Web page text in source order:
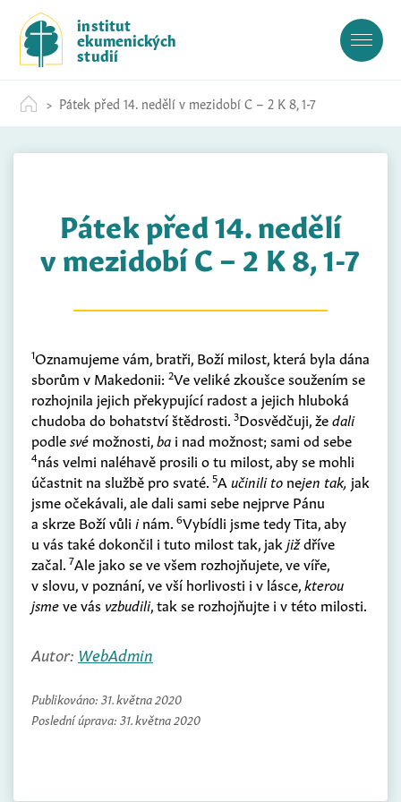
c
institut
ekumenických
studií
Pátek před 14. nedělí v mezidobí C – 2 K 8, 1-7
Pátek před 14. nedělí
v mezidobí C – 2 K 8, 1-7
1Oznamujeme vám, bratři, Boží milost, která byla dána
sborům v Makedonii: 2Ve veliké zkoušce soužením se
rozhojnila jejich překypující radost a jejich hluboká
chudoba do bohatství štědrosti. 3Dosvědčuji, žedali
podlesvé možnosti,ba i nad možnost; sami od sebe
4nás velmi naléhavě prosili o tu milost, aby se mohli
účastnit na službě pro svaté. 5A učinili to nejen tak, jak
jsme očekávali, ale dali sami sebe nejprve Pánu
a skrze Boží vůli inám. 6Vybídli jsme tedy Tita, aby
u vás také dokončil i tuto milost tak, jak jiždříve
začal. 7Ale jako se ve všem rozhojňujete, ve víře,
v slovu, v poznání, ve vší horlivosti i v lásce,kterou
jsmeve vás vzbudili, tak se rozhojňujte i v této milosti.
Autor: WebAdmin
Publikováno: 31. května 2020
Poslední úprava: 31. května 2020